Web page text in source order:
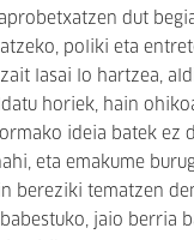
dut
poliki eta
lasai lo hartzea,
horiek, hain
ideia batek ez
eta emakume
bereziki tematzen
jaio berria